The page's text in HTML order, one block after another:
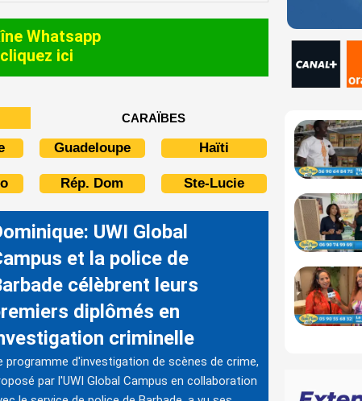
Whatsapp
cliquez ici
CARAÏBES
Guadeloupe Haïti
Rép. Dom Ste-Lucie
UWI Global
et la police de
célèbrent leurs
diplômés en
criminelle
programme d'investigation de scènes de crime,
par l'UWI Global Campus en collaboration